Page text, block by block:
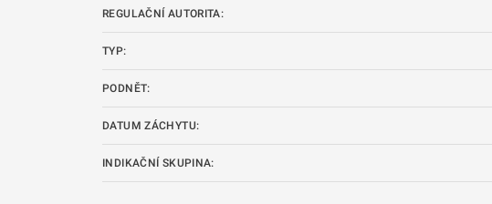
REGULAČNÍ AUTORITA:
TYP:
PODNĚT:
DATUM ZÁCHYTU:
INDIKAČNÍ SKUPINA: